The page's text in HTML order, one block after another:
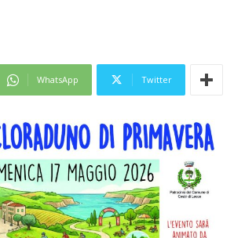
WhatsApp Twitter